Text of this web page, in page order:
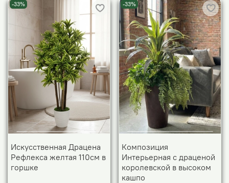
-33%
Искусственная Драцена
Рефлекса желтая 110см в
горшке
-33%
Композиция
Интерьерная с драценой
королевской в высоком
кашпо